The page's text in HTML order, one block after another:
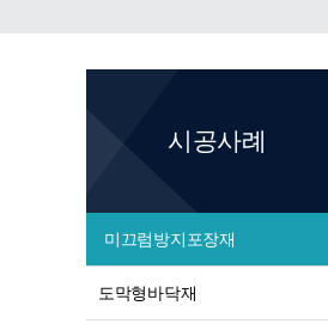
시공사례
미끄럼방지포장재
도막형바닥재